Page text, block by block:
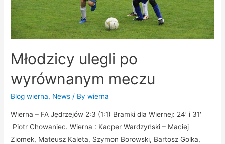
Młodzicy ulegli po
wyrównanym meczu
Blog wierna, News / Bywierna
Wierna – FA Jędrzejów 2:3 (1:1) Bramki dla Wiernej: 24′ i 31′
Piotr Chowaniec. Wierna : Kacper Wardzyński – Maciej
Ziomek, Mateusz Kaleta, Szymon Borowski, Bartosz Golka,